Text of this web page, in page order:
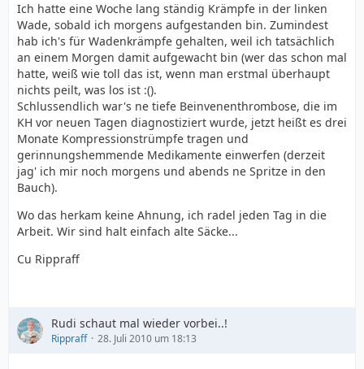
Ich hatte eine Woche lang ständig Krämpfe in der linken
Wade, sobald ich morgens aufgestanden bin. Zumindest
hab ich's für Wadenkrämpfe gehalten, weil ich tatsächlich
an einem Morgen damit aufgewacht bin (wer das schon mal
hatte, weiß wie toll das ist, wenn man erstmal überhaupt
nichts peilt, was los ist :().
Schlussendlich war's ne tiefe Beinvenenthrombose, die im
KH vor neuen Tagen diagnostiziert wurde, jetzt heißt es drei
Monate Kompressionstrümpfe tragen und
gerinnungshemmende Medikamente einwerfen (derzeit
jag' ich mir noch morgens und abends ne Spritze in den
Bauch).
Wo das herkam keine Ahnung, ich radel jeden Tag in die
Arbeit. Wir sind halt einfach alte Säcke...
Cu Rippraff
Rudi schaut mal wieder vorbei..!
Rippraff 28. Juli 2010 um 18:13